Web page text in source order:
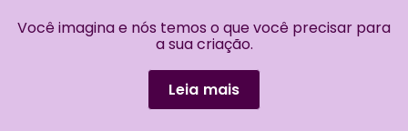
Você imagina e nós temos o que você precisar para
a sua criação.
Leia mais